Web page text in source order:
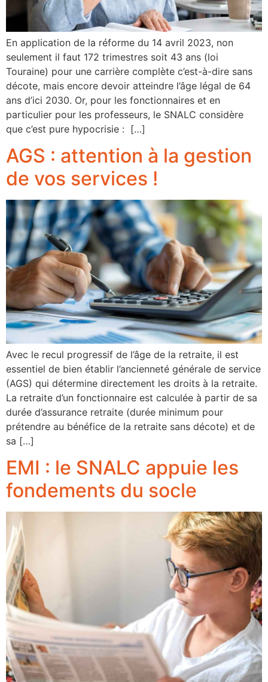
En application de la réforme du 14 avril 2023, non
seulement il faut 172 trimestres soit 43 ans (loi
Touraine) pour une carrière complète c’est-à-dire sans
décote, mais encore devoir atteindre l’âge légal de 64
ans d’ici 2030. Or, pour les fonctionnaires et en
particulier pour les professeurs, le SNALC considère
que c’est pure hypocrisie : […]
AGS : attention à la gestion
de vos services !
Avec le recul progressif de l’âge de la retraite, il est
essentiel de bien établir l’ancienneté générale de service
(AGS) qui détermine directement les droits à la retraite.
La retraite d’un fonctionnaire est calculée à partir de sa
durée d’assurance retraite (durée minimum pour
prétendre au bénéfice de la retraite sans décote) et de
sa […]
EMI : le SNALC appuie les
fondements du socle